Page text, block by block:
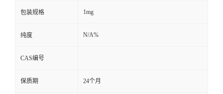
包装规格 1mg
纯度 N/A%
CAS编号
保质期 24个月